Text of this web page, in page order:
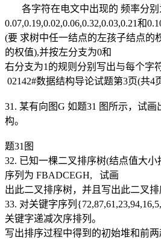
各字符在电文中出现的 频率分别
0.07,0.19,0.02,0.06,0.32,0.03,0.21和
(要 求树中任一结点的左孩子结点的
的权值),并按左分支为0和
右分支为1的规则分别写出与每个字
02142#数据结构导论试题第3页(共4
31. 某有向图G 如题31 图所示，试
构。
题31图
32. 已知一棵二叉排序树(结点值大
序列为 FBADCEGH, 试画
出此二叉排序树，并且写出此二叉排
33. 对关键字序列
关键字递减次序排列。
写出排序过程中得到的初始堆和前两